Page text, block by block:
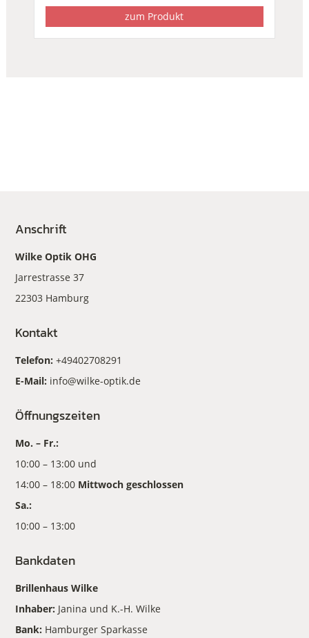
zum Produkt
Anschrift
Wilke Optik OHG
Jarrestrasse 37
22303 Hamburg
Kontakt
Telefon:+49402708291
E-Mail: info@wilke-optik.de
Öffnungszeiten
Mo. – Fr.:
10:00 – 13:00 und
14:00 – 18:00 Mittwoch geschlossen
Sa.:
10:00 – 13:00
Bankdaten
Brillenhaus Wilke
Inhaber: Janina und K.-H. Wilke
Bank: Hamburger Sparkasse